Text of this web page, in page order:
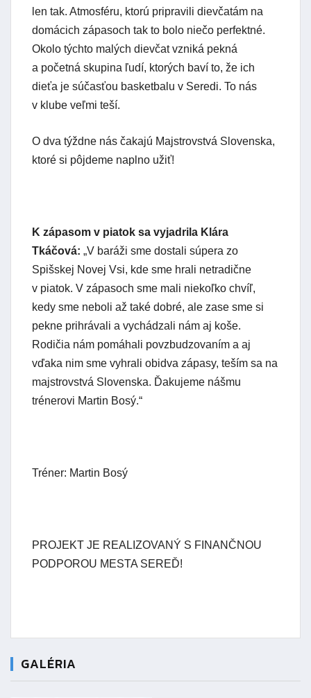
len tak. Atmosféru, ktorú pripravili dievčatám na
domácich zápasoch tak to bolo niečo perfektné.
Okolo týchto malých dievčat vzniká pekná
a početná skupina ľudí, ktorých baví to, že ich
dieťa je súčasťou basketbalu v Seredi. To nás
v klube veľmi teší.
O dva týždne nás čakajú Majstrovstvá Slovenska,
ktoré si pôjdeme naplno užiť!
K zápasom v piatok sa vyjadrila Klára
Tkáčová: „V baráži sme dostali súpera zo
Spišskej Novej Vsi, kde sme hrali netradične
v piatok. V zápasoch sme mali niekoľko chvíľ,
kedy sme neboli až také dobré, ale zase sme si
pekne prihrávali a vychádzali nám aj koše.
Rodičia nám pomáhali povzbudzovaním a aj
vďaka nim sme vyhrali obidva zápasy, teším sa na
majstrovstvá Slovenska. Ďakujeme nášmu
trénerovi Martin Bosý.“
Tréner: Martin Bosý
PROJEKT JE REALIZOVANÝ S FINANČNOU
PODPOROU MESTA SEREĎ!
GALÉRIA